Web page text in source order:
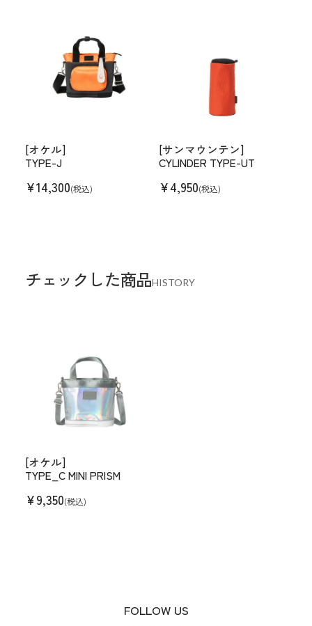
[オケル]
TYPE-J
¥14,300(税込)
[サンマウンテン]
CYLINDER TYPE-UT
¥4,950(税込)
チェックした商品HISTORY
[オケル]
TYPE_C MINI PRISM
¥9,350(税込)
FOLLOW US